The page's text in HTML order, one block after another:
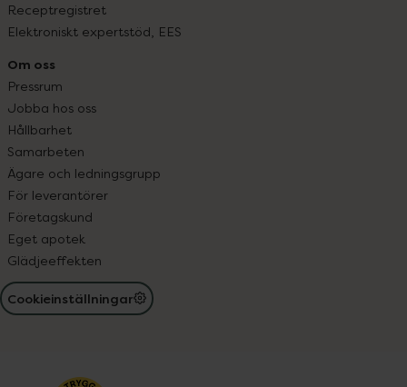
Receptregistret
Elektroniskt expertstöd, EES
Om oss
Pressrum
Jobba hos oss
Hållbarhet
Samarbeten
Ägare och ledningsgrupp
För leverantörer
Företagskund
Eget apotek
Glädjeeffekten
Cookieinställningar